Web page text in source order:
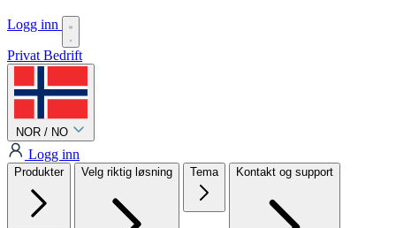
Logg inn
Privat Bedrift
NOR / NO
Logg inn
Produkter Velg riktig løsning Tema Kontakt og support